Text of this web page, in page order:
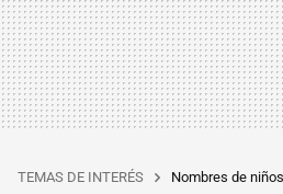
TEMAS DE INTERÉS Nombres de niños